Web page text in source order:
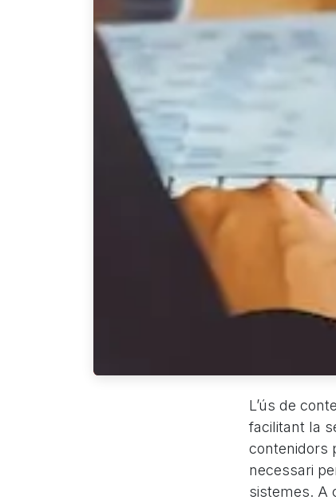
L’ús de
facilitant la
contenidors
necessari
sistemes. A